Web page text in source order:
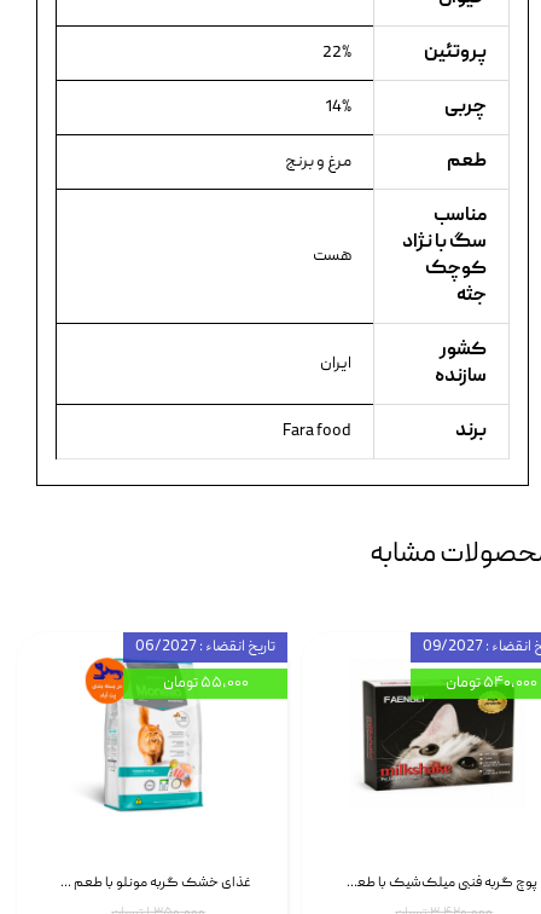
پروتئین 22%
چربی 14%
طعم مرغ و برنج
مناسب
سگ با نژاد
کوچک
جثه
هست
کشور
سازنده
ایران
برند Fara food
مشابه
غذای خشک گربه مونلو با طعم گوشت پرندگان و ماهی سالمون Monello Adult Hairball Control وزن 1 کیلوگرم
تاریخ انقضاء : 06/2027
۵۵,۰۰۰ تومان
پوچ گربه فنبی میلک‌شیک با طعم مرغ Faenbei Cat Milk Shake Pouch بسته 12 عددی
: 09/2027
۵۴۰,۰۰۰ تومان